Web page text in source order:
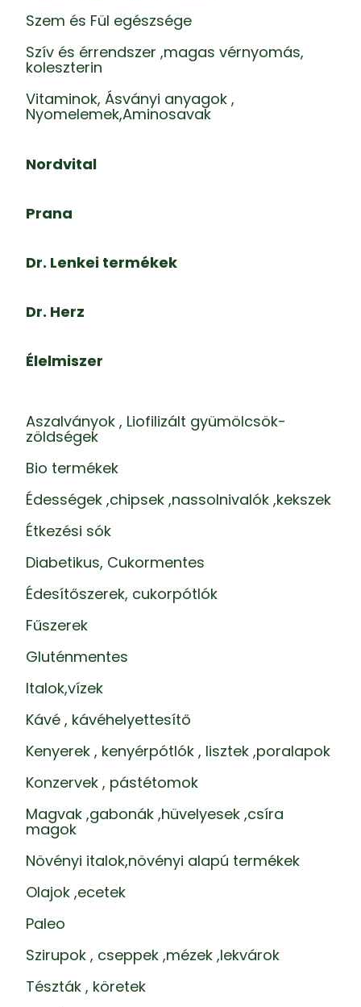
Szem és Fül egészsége
Szív és érrendszer ,magas vérnyomás,
koleszterin
Vitaminok, Ásványi anyagok ,
Nyomelemek,Aminosavak
Nordvital
Prana
Dr. Lenkei termékek
Dr. Herz
Élelmiszer
Aszalványok , Liofilizált gyümölcsök-
zöldségek
Bio termékek
Édességek ,chipsek ,nassolnivalók ,kekszek
Étkezési sók
Diabetikus, Cukormentes
Édesítőszerek, cukorpótlók
Fűszerek
Gluténmentes
Italok,vízek
Kávé , kávéhelyettesítő
Kenyerek , kenyérpótlók , lisztek ,poralapok
Konzervek , pástétomok
Magvak ,gabonák ,hüvelyesek ,csíra
magok
Növényi italok,növényi alapú termékek
Olajok ,ecetek
Paleo
Szirupok , cseppek ,mézek ,lekvárok
Tészták , köretek